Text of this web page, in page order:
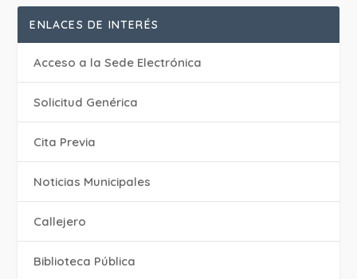
ENLACES DE INTERÉS
Acceso a la Sede Electrónica
Solicitud Genérica
Cita Previa
‎Noticias Municipales
Callejero
Biblioteca Pública